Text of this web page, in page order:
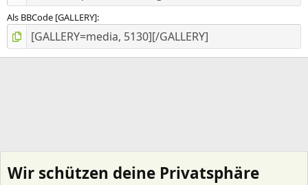
Als BBCode [GALLERY]
Wir schützen deine Privatsphäre